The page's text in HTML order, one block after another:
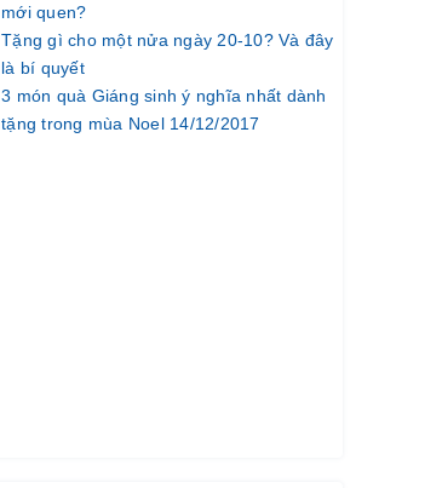
mới quen?
Tặng gì cho một nửa ngày 20-10? Và đây
là bí quyết
3 món quà Giáng sinh ý nghĩa nhất dành
tặng trong mùa Noel 14/12/2017